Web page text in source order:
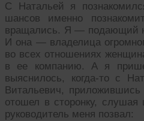
С Натальей я
шансов именно
вращались. Я — подающий
И она — владелица
во всех отношениях
в ее компанию. А я
выяснилось, когда-то с
Витальевич,
отошел в сторонку, слушая
руководитель меня позвал: